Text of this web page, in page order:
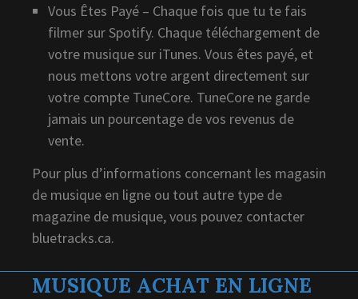
Vous Êtes Payé – Chaque fois que tu te fais
filmer sur Spotify. Chaque téléchargement de
votre musique sur iTunes. Vous êtes payé, et
nous mettons votre argent directement sur
votre compte TuneCore. TuneCore ne garde
jamais un pourcentage de vos revenus de
vente.
Pour plus d’informations concernant les magasin
de musique en ligne ou tout autre type de
magazine de musique, vous pouvez contacter
bluetracks.ca.
MUSIQUE ACHAT EN LIGNE